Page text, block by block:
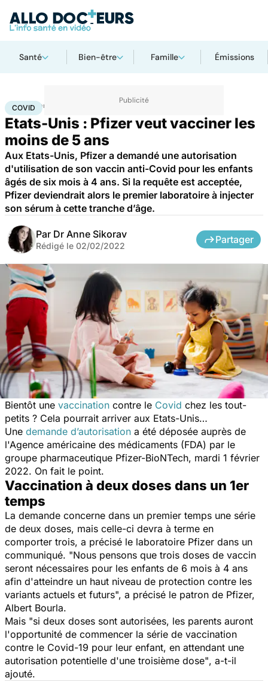
Santé Bien-être Famille Émissions
Accueil Santé
COVID
Etats-Unis : Pfizer veut vacciner les
moins de 5 ans
Aux Etats-Unis, Pfizer a demandé une autorisation
d'utilisation de son vaccin anti-Covid pour les enfants
âgés de six mois à 4 ans. Si la requête est acceptée,
Pfizer deviendrait alors le premier laboratoire à injecter
son sérum à cette tranche d’âge.
Par Dr Anne Sikorav
Rédigé le 02/02/2022
Partager
Bientôt une vaccination contre le Covid chez les tout-
petits ? Cela pourrait arriver aux Etats-Unis…
Une demande d’autorisation a été déposée auprès de
l'Agence américaine des médicaments (FDA) par le
groupe pharmaceutique Pfizer-BioNTech, mardi 1 février
2022. On fait le point.
Vaccination à deux doses dans un 1er
temps
La demande concerne dans un premier temps une série
de deux doses, mais celle-ci devra à terme en
comporter trois, a précisé le laboratoire Pfizer dans un
communiqué. "Nous pensons que trois doses de vaccin
seront nécessaires pour les enfants de 6 mois à 4 ans
afin d'atteindre un haut niveau de protection contre les
variants actuels et futurs", a précisé le patron de Pfizer,
Albert Bourla.
Mais "si deux doses sont autorisées, les parents auront
l'opportunité de commencer la série de vaccination
contre le Covid-19 pour leur enfant, en attendant une
autorisation potentielle d'une troisième dose", a-t-il
ajouté.